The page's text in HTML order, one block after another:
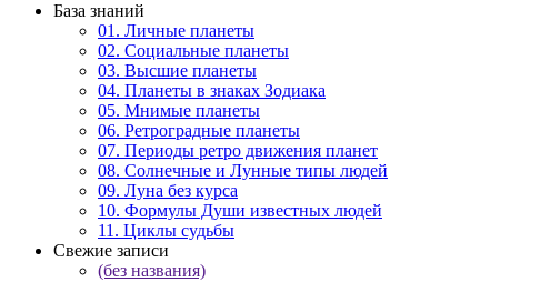
База знаний
01. Личные планеты
02. Социальные планеты
03. Высшие планеты
04. Планеты в знаках Зодиака
05. Мнимые планеты
06. Ретроградные планеты
07. Периоды ретро движения планет
08. Солнечные и Лунные типы людей
09. Луна без курса
10. Формулы Души известных людей
11. Циклы судьбы
Свежие записи
(без названия)